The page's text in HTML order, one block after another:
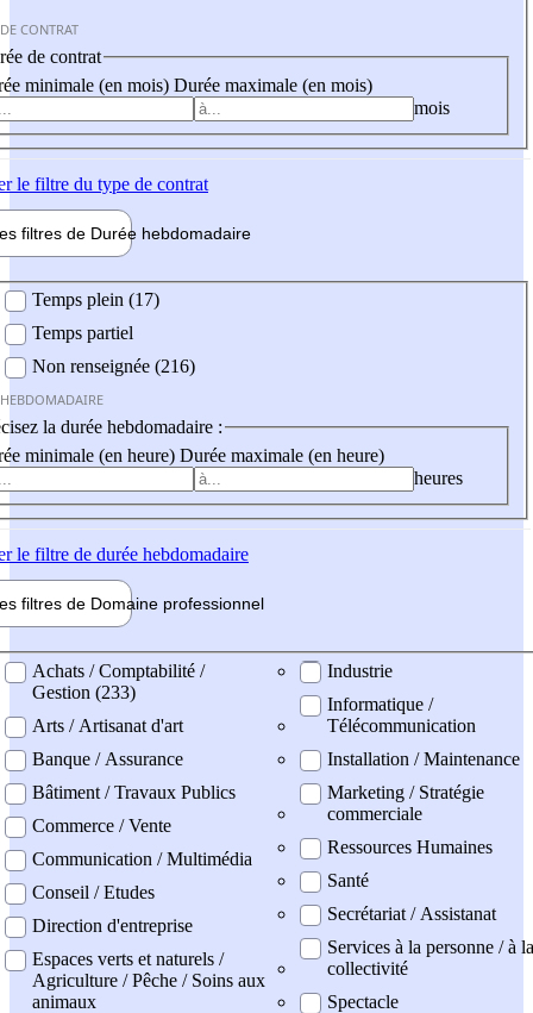
CONTRAT
de contrat
minimale (en mois) Durée maximale (en mois)
mois
le filtre du type de contrat
filtres de Durée hebdomadaire
Temps plein (17)
Temps partiel
Non renseignée (216)
la durée hebdomadaire :
minimale (en heure) Durée maximale (en heure)
heures
le filtre de durée hebdomadaire
filtres de Domaine professionnel
professionel
Achats / Comptabilité /
Gestion (233)
Arts / Artisanat d'art
Banque / Assurance
Bâtiment / Travaux Publics
Commerce / Vente
Communication / Multimédia
Conseil / Etudes
Direction d'entreprise
Espaces verts et naturels /
Agriculture / Pêche / Soins aux
animaux
Industrie
Informatique /
Télécommunication
Installation / Maintenance
Marketing / Stratégie
commerciale
Ressources Humaines
Santé
Secrétariat / Assistanat
Services à la personne / à la
collectivité
Spectacle